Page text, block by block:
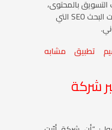
التسويق بالمحتوى،
وخطط تحسين محركات البحث SEO التي
تطبيق مشابه
شركة